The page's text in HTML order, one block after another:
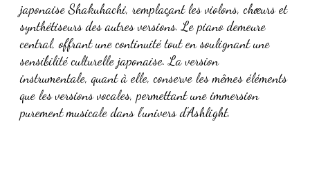
japonaise Shakuhachi, remplaçant les violons, chœurs et
synthétiseurs des autres versions. Le piano demeure
central, offrant une continuité tout en soulignant une
sensibilité culturelle japonaise. La version
instrumentale, quant à elle, conserve les mêmes éléments
que les versions vocales, permettant une immersion
purement musicale dans l’univers d’Ashlight.